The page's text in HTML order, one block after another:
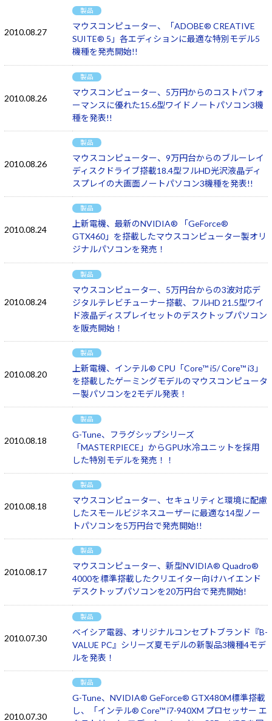
2010.08.27
製品
マウスコンピューター、「ADOBE® CREATIVE
SUITE® 5」各エディションに最適な特別モデル5
機種を発売開始!!
2010.08.26
製品
マウスコンピューター、5万円からのコストパフォ
ーマンスに優れた15.6型ワイドノートパソコン3機
種を発表!!
2010.08.26
製品
マウスコンピューター、9万円台からのブルーレイ
ディスクドライブ搭載18.4型フルHD光沢液晶ディ
スプレイの大画面ノートパソコン3機種を発表!!
2010.08.24
製品
上新電機、最新のNVIDIA® 「GeForce®
GTX460」を搭載したマウスコンピューター製オリ
ジナルパソコンを発売！
2010.08.24
製品
マウスコンピューター、5万円台からの3波対応デ
ジタルテレビチューナー搭載、フルHD 21.5型ワイ
ド液晶ディスプレイセットのデスクトップパソコン
を販売開始！
2010.08.20
製品
上新電機、インテル® CPU「Core™ i5/ Core™ i3」
を搭載したゲーミングモデルのマウスコンピュータ
ー製パソコンを2モデル発表！
2010.08.18
製品
G-Tune、フラグシップシリーズ
「MASTERPIECE」からGPU水冷ユニットを採用
した特別モデルを発売！！
2010.08.18
製品
マウスコンピューター、セキュリティと環境に配慮
したスモールビジネスユーザーに最適な14型ノー
トパソコンを5万円台で発売開始!!
2010.08.17
製品
マウスコンピューター、新型NVIDIA® Quadro®
4000を標準搭載したクリエイター向けハイエンド
デスクトップパソコンを20万円台で発売開始!
2010.07.30
製品
ベイシア電器、オリジナルコンセプトブランド『B-
VALUE PC』シリーズ夏モデルの新製品3機種4モデ
ルを発表！
2010.07.30
製品
G-Tune、NVIDIA® GeForce® GTX480M標準搭載
し、「インテル® Core™ i7-940XM プロセッサー エ